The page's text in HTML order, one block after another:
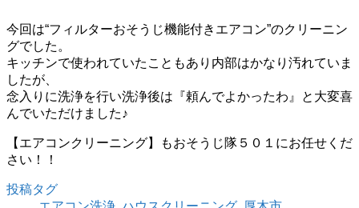
今回は“フィルターおそうじ機能付きエアコン”のクリーニン
グでした。
キッチンで使われていたこともあり内部はかなり汚れていま
したが、
念入りに洗浄を行い洗浄後は『頼んでよかったわ』と大変喜
んでいただけました♪
【エアコンクリーニング】もおそうじ隊５０１にお任せくだ
さい！！
投稿タグ